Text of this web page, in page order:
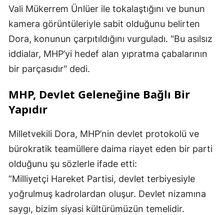
Vali Mükerrem Ünlüer ile tokalaştığını ve bunun
kamera görüntüleriyle sabit olduğunu belirten
Dora, konunun çarpıtıldığını vurguladı. "Bu asılsız
iddialar, MHP’yi hedef alan yıpratma çabalarının
bir parçasıdır" dedi.
MHP, Devlet Geleneğine Bağlı Bir
Yapıdır
Milletvekili Dora, MHP’nin devlet protokolü ve
bürokratik teamüllere daima riayet eden bir parti
olduğunu şu sözlerle ifade etti:
“Milliyetçi Hareket Partisi, devlet terbiyesiyle
yoğrulmuş kadrolardan oluşur. Devlet nizamına
saygı, bizim siyasi kültürümüzün temelidir.